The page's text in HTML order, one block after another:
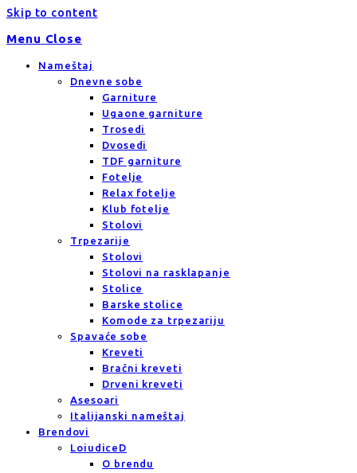
Skip to content
Menu Close
Nameštaj
Dnevne sobe
Garniture
Ugaone garniture
Trosedi
Dvosedi
TDF garniture
Fotelje
Relax fotelje
Klub fotelje
Stolovi
Trpezarije
Stolovi
Stolovi na rasklapanje
Stolice
Barske stolice
Komode za trpezariju
Spavaće sobe
Kreveti
Bračni kreveti
Drveni kreveti
Asesoari
Italijanski nameštaj
Brendovi
LoiudiceD
O brendu